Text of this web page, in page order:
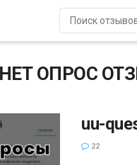
ОПРОС
uu-
22